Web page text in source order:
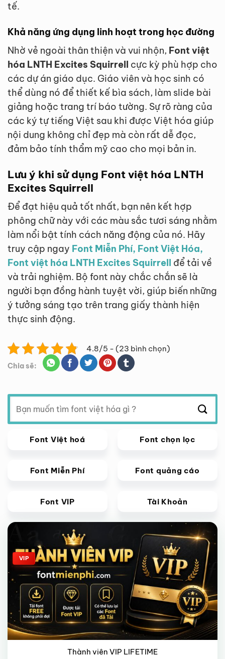
tế.
Khả năng ứng dụng linh hoạt trong học đường
Nhờ vẻ ngoài thân thiện và vui nhộn, Font việt
hóa LNTH Excites Squirrell cực kỳ phù hợp cho
các dự án giáo dục. Giáo viên và học sinh có
thể dùng nó để thiết kế bìa sách, làm slide bài
giảng hoặc trang trí báo tường. Sự rõ ràng của
các ký tự tiếng Việt sau khi được Việt hóa giúp
nội dung không chỉ đẹp mà còn rất dễ đọc,
đảm bảo tính thẩm mỹ cao cho mọi bản in.
Lưu ý khi sử dụng Font việt hóa LNTH
Excites Squirrell
Để đạt hiệu quả tốt nhất, bạn nên kết hợp
phông chữ này với các màu sắc tươi sáng nhằm
làm nổi bật tính cách năng động của nó. Hãy
truy cập ngay Font Miễn Phí, Font Việt Hóa,
Font việt hóa LNTH Excites Squirrell để tải về
và trải nghiệm. Bộ font này chắc chắn sẽ là
người bạn đồng hành tuyệt vời, giúp biến những
ý tưởng sáng tạo trên trang giấy thành hiện
thực sinh động.
4.8/5 - (23 bình chọn)
Chia sẽ:
Tìm
kiếm:
Font Việt hoá Font chọn lọc
Font Miễn Phí Font quảng cáo
Font VIP Tài Khoản
Giảm giá!
VIP
Thành viên VIP LIFETIME